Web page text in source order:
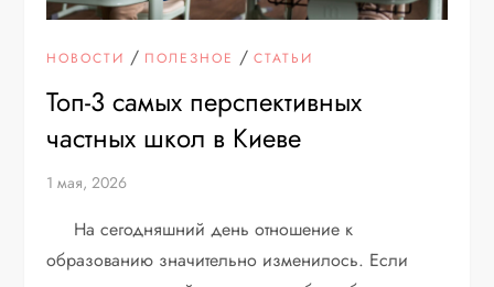
НОВОСТИ / ПОЛЕЗНОЕ /СТАТЬИ
Топ-3 самых перспективных
частных школ в Киеве
1 мая, 2026
На сегодняшний день отношение к
образованию значительно изменилось. Если